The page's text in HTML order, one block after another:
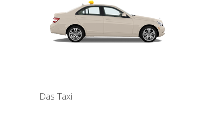
Das Taxi